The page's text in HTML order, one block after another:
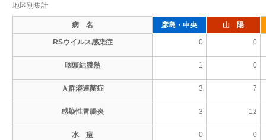
地区別集計
病 名 彦島・中央 山 陽
RSウイルス感染症 0 0
咽頭結膜熱 1 0
Ａ群溶連菌症 3 7
感染性胃腸炎 3 12
水 痘 0 0